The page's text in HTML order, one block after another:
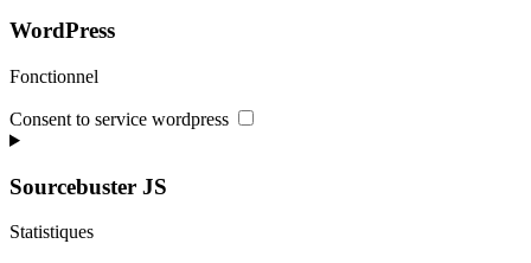
WordPress
Fonctionnel
Consent to service wordpress
Sourcebuster JS
Statistiques